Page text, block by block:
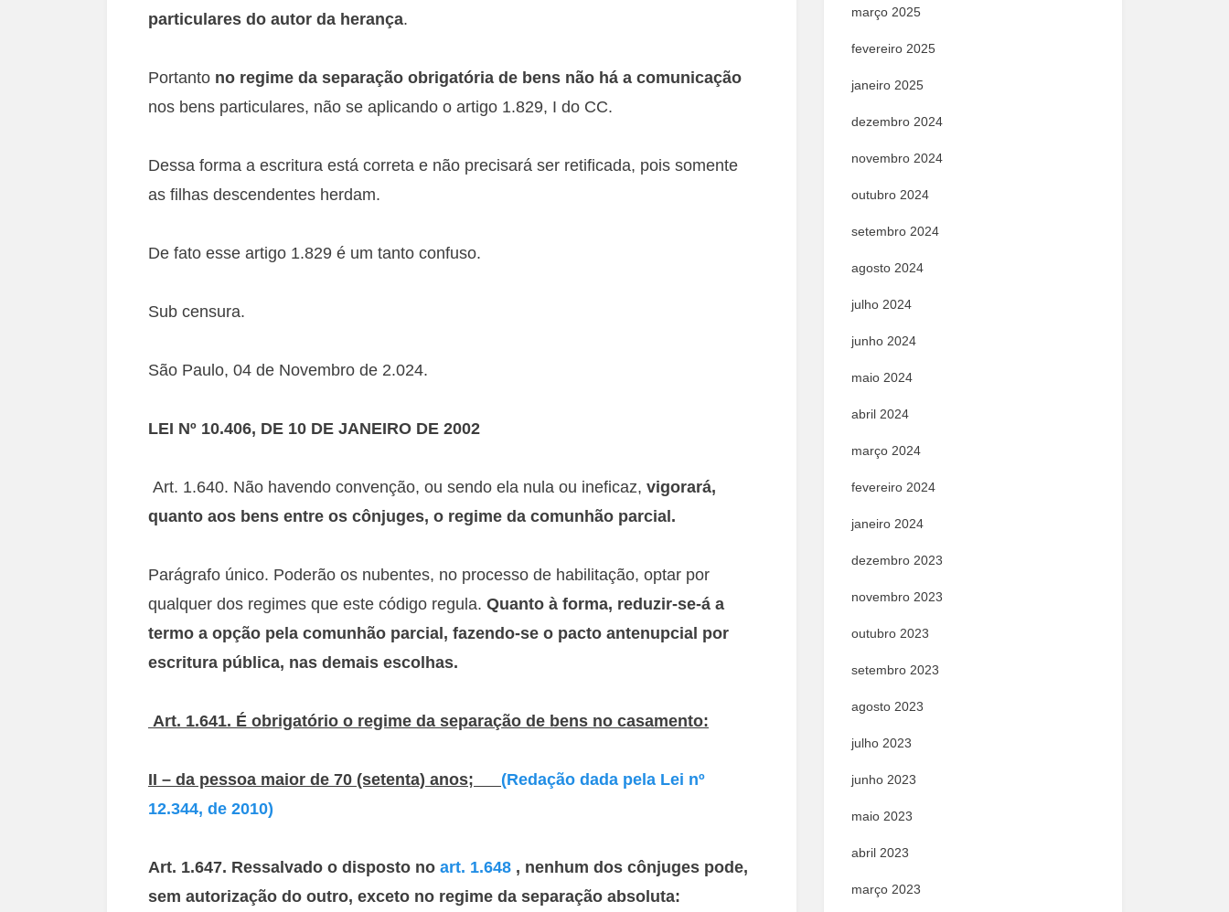
particulares do autor da herança.
Portanto no regime da separação obrigatória de bens não há a comunicação
nos bens particulares, não se aplicando o artigo 1.829, I do CC.
Dessa forma a escritura está correta e não precisará ser retificada, pois somente
as filhas descendentes herdam.
De fato esse artigo 1.829 é um tanto confuso.
Sub censura.
São Paulo, 04 de Novembro de 2.024.
LEI Nº 10.406, DE 10 DE JANEIRO DE 2002
Art. 1.640. Não havendo convenção, ou sendo ela nula ou ineficaz, vigorará,
quanto aos bens entre os cônjuges, o regime da comunhão parcial.
Parágrafo único. Poderão os nubentes, no processo de habilitação, optar por
qualquer dos regimes que este código regula. Quanto à forma, reduzir-se-á a
termo a opção pela comunhão parcial, fazendo-se o pacto antenupcial por
escritura pública, nas demais escolhas.
Art. 1.641. É obrigatório o regime da separação de bens no casamento:
II – da pessoa maior de 70 (setenta) anos; (Redação dada pela Lei nº
12.344, de 2010)
Art. 1.647. Ressalvado o disposto no art. 1.648 , nenhum dos cônjuges pode,
sem autorização do outro, exceto no regime da separação absoluta:
março 2025
fevereiro 2025
janeiro 2025
dezembro 2024
novembro 2024
outubro 2024
setembro 2024
agosto 2024
julho 2024
junho 2024
maio 2024
abril 2024
março 2024
fevereiro 2024
janeiro 2024
dezembro 2023
novembro 2023
outubro 2023
setembro 2023
agosto 2023
julho 2023
junho 2023
maio 2023
abril 2023
março 2023